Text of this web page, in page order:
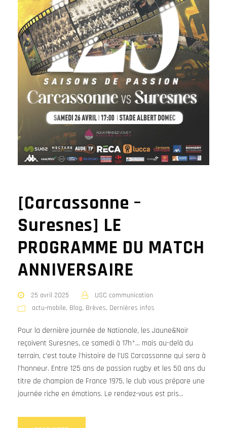
[Carcassonne –
Suresnes] LE
PROGRAMME DU MATCH
ANNIVERSAIRE
25 avril 2025
USC communication
actu-mobile, Blog, Brèves, Dernières infos
Pour la dernière journée de Nationale, les Jaune&Noir
reçoivent Suresnes, ce samedi à 17h*… mais au-delà du
terrain, c’est toute l’histoire de l’US Carcassonne qui sera à
l’honneur. Entre 125 ans de passion rugby et les 50 ans du
titre de champion de France 1975, le club vous prépare une
journée riche en émotions. Le rendez-vous est pris...